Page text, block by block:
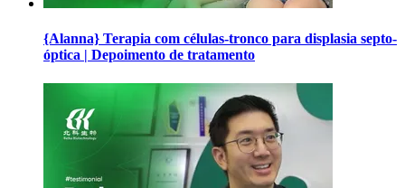
{Alanna} Terapia com células-tronco para displasia septo-
óptica | Depoimento de tratamento